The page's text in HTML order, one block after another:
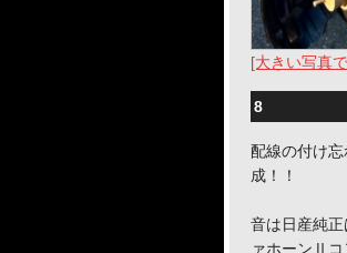
[大きい写真
8
配線の付け
成！！
音は日産純
ァホーンⅡコ